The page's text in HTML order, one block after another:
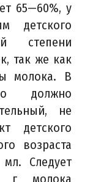
65—60%, у
детского
степени
так же как
молока. В
должно
не
детского
возраста
Следует
г молока